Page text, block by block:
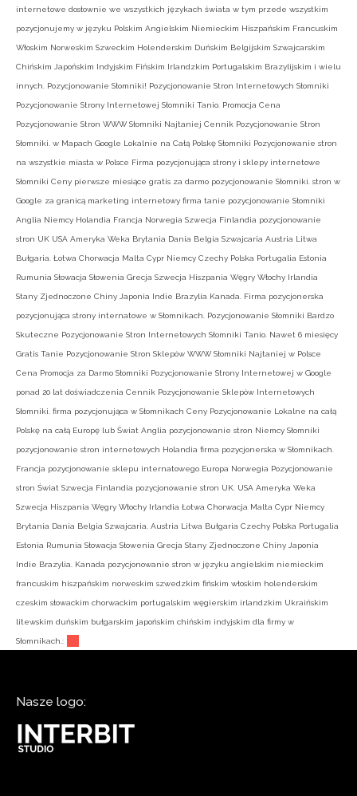
internetowe dosłownie we wszystkich językach świata w tym przede wszystkim
pozycjonujemy w języku Polskim Angielskim Niemieckim Hiszpańskim Francuskim
Włoskim Norweskim Szweckim Holenderskim Duńskim Belgijskim Szwajcarskim
Chińskim Japońskim Indyjskim Fińskim Irlandzkim Portugalskim Brazylijskim i wielu
innych. Pozycjonowanie Słomniki! Pozycjonowanie Stron Internetowych Słomniki
Pozycjonowanie Strony Internetowej Słomniki Tanio. Promocja Cena
Pozycjonowanie Stron WWW Słomniki Najtaniej Cennik Pozycjonowanie Stron
Słomniki. w Mapach Google Lokalnie na Całą Polskę Słomniki Pozycjonowanie stron
na wszystkie miasta w Polsce Firma pozycjonująca strony i sklepy internetowe
Słomniki Ceny pierwsze miesiące gratis za darmo pozycjonowanie Słomniki. stron w
Google za granicą marketing internetowy firma tanie pozycjonowanie Słomniki
Anglia Niemcy Holandia Francja Norwegia Szwecja Finlandia pozycjonowanie
stron UK USA Ameryka Weka Brytania Dania Belgia Szwajcaria Austria Litwa
Bułgaria. Łotwa Chorwacja Malta Cypr Niemcy Czechy Polska Portugalia Estonia
Rumunia Słowacja Słowenia Grecja Szwecja Hiszpania Węgry Włochy Irlandia
Stany Zjednoczone Chiny Japonia Indie Brazylia Kanada. Firma pozycjonerska
pozycjonująca strony internatowe w Słomnikach. Pozycjonowanie Słomniki Bardzo
Skuteczne Pozycjonowanie Stron Internetowych Słomniki Tanio. Nawet 6 miesięcy
Gratis Tanie Pozycjonowanie Stron Sklepów WWW Słomniki Najtaniej w Polsce
Cena Promocja za Darmo Słomniki Pozycjonowanie Strony Internetowej w Google
ponad 20 lat doświadczenia Cennik Pozycjonowanie Sklepów Internetowych
Słomniki. firma pozycjonująca w Słomnikach Ceny Pozycjonowanie Lokalne na całą
Polskę na całą Europę lub Świat Anglia pozycjonowanie stron Niemcy Słomniki
pozycjonowanie stron internetowych Holandia firma pozycjonerska w Słomnikach.
Francja pozycjonowanie sklepu internatowego Europa Norwegia Pozycjonowanie
stron Świat Szwecja Finlandia pozycjonowanie stron UK. USA Ameryka Weka
Szwecja Hiszpania Węgry Włochy Irlandia Łotwa Chorwacja Malta Cypr Niemcy
Brytania Dania Belgia Szwajcaria. Austria Litwa Bułgaria Czechy Polska Portugalia
Estonia Rumunia Słowacja Słowenia Grecja Stany Zjednoczone Chiny Japonia
Indie Brazylia. Kanada pozycjonowanie stron w języku angielskim niemieckim
francuskim hiszpańskim norweskim szwedzkim fińskim włoskim holenderskim
czeskim słowackim chorwackim portugalskim węgierskim irlandzkim Ukraińskim
litewskim duńskim bułgarskim japońskim chińskim indyjskim dla firmy w
Słomnikach.:
Nasze logo: